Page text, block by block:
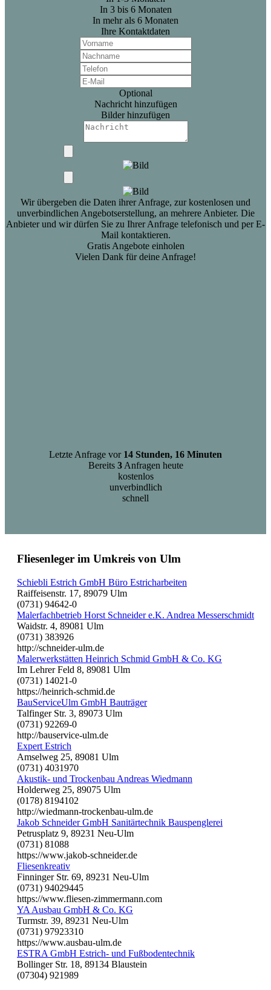
In 3 bis 6 Monaten
In mehr als 6 Monaten
Ihre Kontaktdaten
Optional
Nachricht hinzufügen
Bilder hinzufügen
Wir übergeben die Daten ihrer Anfrage, zur kostenlosen und
unverbindlichen Angebotserstellung, an mehrere Anbieter. Die
Anbieter und wir dürfen Sie zu Ihrer Anfrage telefonisch und per E-
Mail kontaktieren.
Gratis Angebote einholen
Vielen Dank für deine Anfrage!
Letzte Anfrage vor 14 Stunden, 16 Minuten
Bereits 3Anfragen heute
kostenlos
unverbindlich
schnell
Fliesenleger im Umkreis von Ulm
Schiebli Estrich GmbH Büro Estricharbeiten
Raiffeisenstr. 17, 89079 Ulm
(0731) 94642-0
Malerfachbetrieb Horst Schneider e.K. Andrea Messerschmidt
Waidstr. 4, 89081 Ulm
(0731) 383926
http://schneider-ulm.de
Malerwerkstätten Heinrich Schmid GmbH & Co. KG
Im Lehrer Feld 8, 89081 Ulm
(0731) 14021-0
https://heinrich-schmid.de
BauServiceUlm GmbH Bauträger
Talfinger Str. 3, 89073 Ulm
(0731) 92269-0
http://bauservice-ulm.de
Expert Estrich
Amselweg 25, 89081 Ulm
(0731) 4031970
Akustik- und Trockenbau Andreas Wiedmann
Holderweg 25, 89075 Ulm
(0178) 8194102
http://wiedmann-trockenbau-ulm.de
Jakob Schneider GmbH Sanitärtechnik Bauspenglerei
Petrusplatz 9, 89231 Neu-Ulm
(0731) 81088
https://www.jakob-schneider.de
Fliesenkreativ
Finninger Str. 69, 89231 Neu-Ulm
(0731) 94029445
https://www.fliesen-zimmermann.com
YA Ausbau GmbH & Co. KG
Turmstr. 39, 89231 Neu-Ulm
(0731) 97923310
https://www.ausbau-ulm.de
ESTRA GmbH Estrich- und Fußbodentechnik
Bollinger Str. 18, 89134 Blaustein
(07304) 921989